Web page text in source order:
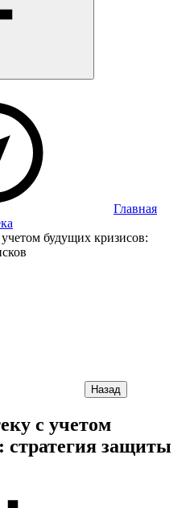
Главная
будущих кризисов:
Назад
с учетом
стратегия защиты